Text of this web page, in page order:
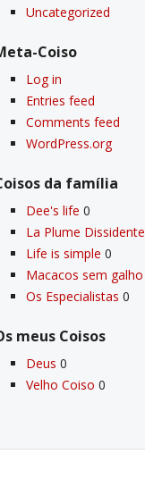
Uncategorized
Coiso
Log in
Entries feed
Comments feed
WordPress.org
da famí­lia
Dee's life 0
La Plume Dissidente
Life is simple 0
Macacos sem galho
Os Especialistas 0
meus Coisos
Deus 0
Velho Coiso 0